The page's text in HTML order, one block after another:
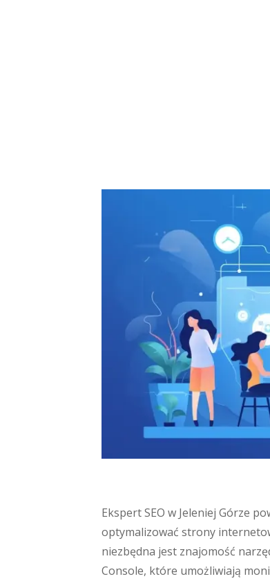
Ekspert SEO w Jeleniej Górze
optymalizować strony
niezbędna jest znajomość
Console, które umożliwiają